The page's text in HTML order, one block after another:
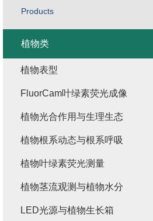
Products
植物类
植物表型
FluorCam叶绿素荧光成像
植物光合作用与生理生态
植物根系动态与根系呼吸
植物叶绿素荧光测量
植物茎流观测与植物水分
LED光源与植物生长箱